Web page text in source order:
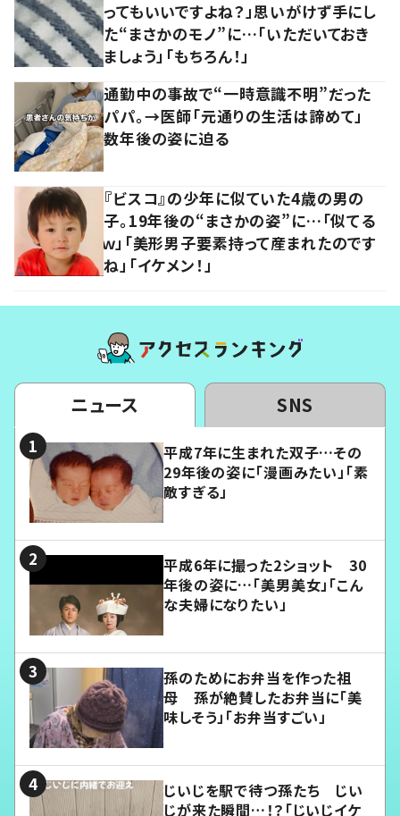
ってもいいですよね？」思いがけず手にし
た“まさかのモノ”に…「いただいておき
ましょう」「もちろん！」
通勤中の事故で“一時意識不明”だった
パパ。→医師「元通りの生活は諦めて」
数年後の姿に迫る
『ビスコ』の少年に似ていた4歳の男の
子。19年後の“まさかの姿”に…「似てる
ｗ」「美形男子要素持って産まれたのです
ね」「イケメン！」
ニュース SNS
平成7年に生まれた双子…その
29年後の姿に「漫画みたい」「素
敵すぎる」
平成6年に撮った2ショット 30
年後の姿に…「美男美女」「こん
な夫婦になりたい」
孫のためにお弁当を作った祖
母 孫が絶賛したお弁当に「美
味しそう」「お弁当すごい」
じいじを駅で待つ孫たち じい
じが来た瞬間…！？「じいじイケ